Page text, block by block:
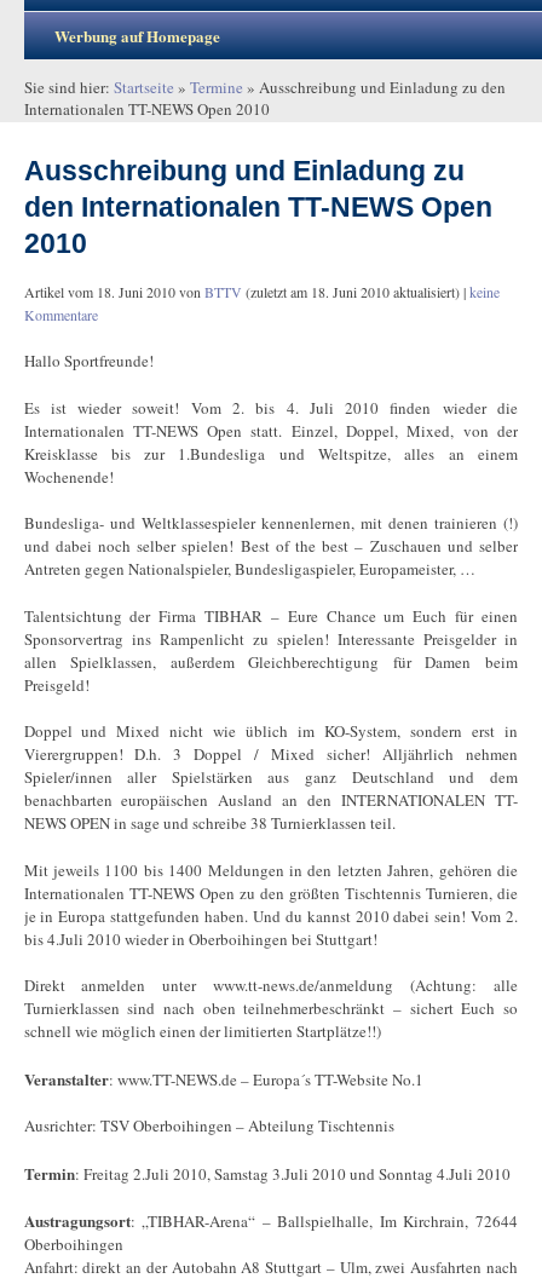
Werbung auf Homepage
Sie sind hier: Startseite » Termine » Ausschreibung und Einladung zu den
Internationalen TT-NEWS Open 2010
Ausschreibung und Einladung zu
den Internationalen TT-NEWS Open
2010
Artikel vom 18. Juni 2010von BTTV (zuletzt am 18. Juni 2010aktualisiert) |keine
Kommentare
Hallo Sportfreunde!
Es ist wieder soweit! Vom 2. bis 4. Juli 2010 finden wieder die
Internationalen TT-NEWS Open statt. Einzel, Doppel, Mixed, von der
Kreisklasse bis zur 1.Bundesliga und Weltspitze, alles an einem
Wochenende!
Bundesliga- und Weltklassespieler kennenlernen, mit denen trainieren (!)
und dabei noch selber spielen! Best of the best – Zuschauen und selber
Antreten gegen Nationalspieler, Bundesligaspieler, Europameister, …
Talentsichtung der Firma TIBHAR – Eure Chance um Euch für einen
Sponsorvertrag ins Rampenlicht zu spielen! Interessante Preisgelder in
allen Spielklassen, außerdem Gleichberechtigung für Damen beim
Preisgeld!
Doppel und Mixed nicht wie üblich im KO-System, sondern erst in
Vierergruppen! D.h. 3 Doppel / Mixed sicher! Alljährlich nehmen
Spieler/innen aller Spielstärken aus ganz Deutschland und dem
benachbarten europäischen Ausland an den INTERNATIONALEN TT-
NEWS OPEN in sage und schreibe 38 Turnierklassen teil.
Mit jeweils 1100 bis 1400 Meldungen in den letzten Jahren, gehören die
Internationalen TT-NEWS Open zu den größten Tischtennis Turnieren, die
je in Europa stattgefunden haben. Und du kannst 2010 dabei sein! Vom 2.
bis 4.Juli 2010 wieder in Oberboihingen bei Stuttgart!
Direkt anmelden unter www.tt-news.de/anmeldung (Achtung: alle
Turnierklassen sind nach oben teilnehmerbeschränkt – sichert Euch so
schnell wie möglich einen der limitierten Startplätze!!)
Veranstalter: www.TT-NEWS.de – Europa´s TT-Website No.1
Ausrichter: TSV Oberboihingen – Abteilung Tischtennis
Termin: Freitag 2.Juli 2010, Samstag 3.Juli 2010 und Sonntag 4.Juli 2010
Austragungsort: „TIBHAR-Arena“ – Ballspielhalle, Im Kirchrain, 72644
Oberboihingen
Anfahrt: direkt an der Autobahn A8 Stuttgart – Ulm, zwei Ausfahrten nach